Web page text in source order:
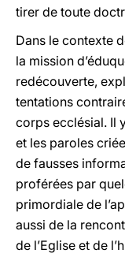
tirer de toute
Dans le contexte
la mission
redécouverte,
tentations
corps ecclésial. Il
et les paroles
de fausses
proférées par
primordiale de
aussi de la
de l’Eglise et de